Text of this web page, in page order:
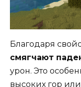
Благодаря
смягчают
урон. Это
высоких гор